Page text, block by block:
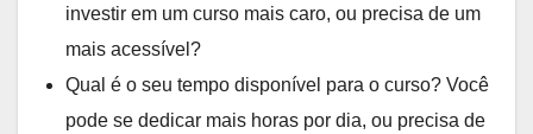
investir em um curso mais caro, ou precisa de um
mais acessível?
Qual é o seu tempo disponível para o curso? Você
pode se dedicar mais horas por dia, ou precisa de